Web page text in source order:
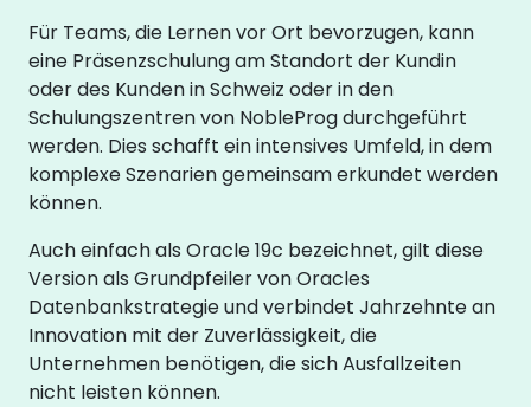
Für Teams, die Lernen vor Ort bevorzugen, kann
eine Präsenzschulung am Standort der Kundin
oder des Kunden in Schweiz oder in den
Schulungszentren von NobleProg durchgeführt
werden. Dies schafft ein intensives Umfeld, in dem
komplexe Szenarien gemeinsam erkundet werden
können.
Auch einfach als Oracle 19c bezeichnet, gilt diese
Version als Grundpfeiler von Oracles
Datenbankstrategie und verbindet Jahrzehnte an
Innovation mit der Zuverlässigkeit, die
Unternehmen benötigen, die sich Ausfallzeiten
nicht leisten können.